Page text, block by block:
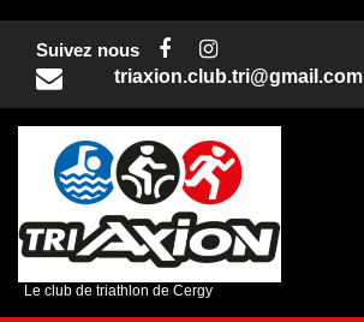
contentSuivez nous
triaxion.club.tri@gmail.com
Le club de triathlon de Cergy